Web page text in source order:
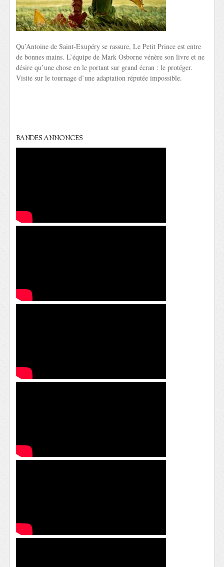
Qu’Antoine de Saint-Exupéry se rassure, Le Petit Prince est entre
de bonnes mains. L’équipe de Mark Osborne vénère son livre et ne
désire qu’une chose en le portant sur grand écran : le protéger.
Visite sur le tournage d’une adaptation réputée impossible.
BANDES ANNONCES